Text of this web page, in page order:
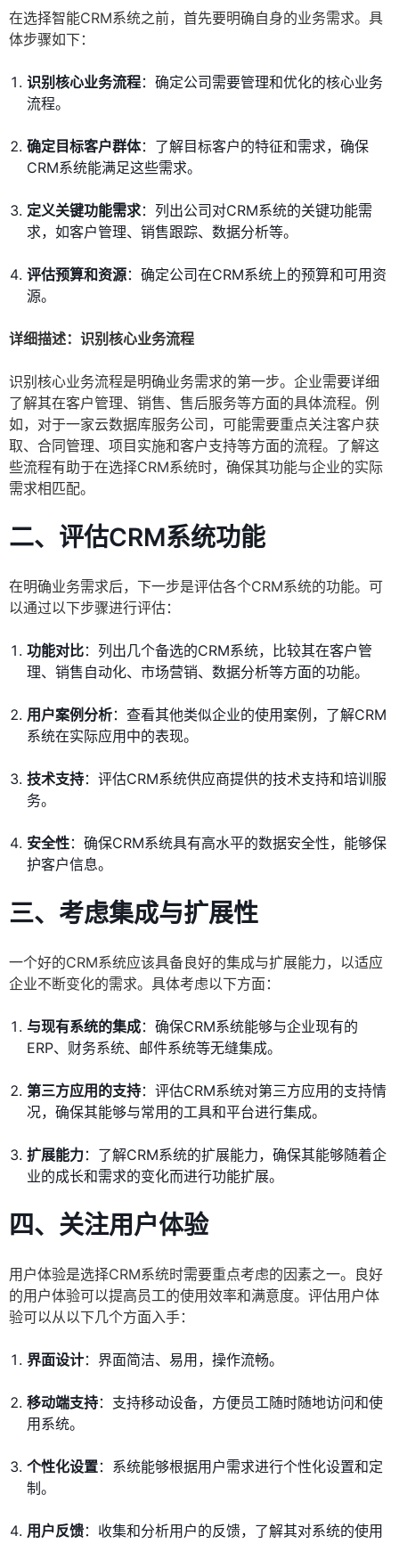
在选择智能CRM系统之前，首先要明确自身的业务需求。具
体步骤如下：
识别核心业务流程：确定公司需要管理和优化的核心业务
流程。
确定目标客户群体：了解目标客户的特征和需求，确保
CRM系统能满足这些需求。
定义关键功能需求：列出公司对CRM系统的关键功能需
求，如客户管理、销售跟踪、数据分析等。
评估预算和资源：确定公司在CRM系统上的预算和可用资
源。
详细描述：识别核心业务流程
识别核心业务流程是明确业务需求的第一步。企业需要详细
了解其在客户管理、销售、售后服务等方面的具体流程。例
如，对于一家云数据库服务公司，可能需要重点关注客户获
取、合同管理、项目实施和客户支持等方面的流程。了解这
些流程有助于在选择CRM系统时，确保其功能与企业的实际
需求相匹配。
二、评估CRM系统功能
在明确业务需求后，下一步是评估各个CRM系统的功能。可
以通过以下步骤进行评估：
功能对比：列出几个备选的CRM系统，比较其在客户管
理、销售自动化、市场营销、数据分析等方面的功能。
用户案例分析：查看其他类似企业的使用案例，了解CRM
系统在实际应用中的表现。
技术支持：评估CRM系统供应商提供的技术支持和培训服
务。
安全性：确保CRM系统具有高水平的数据安全性，能够保
护客户信息。
三、考虑集成与扩展性
一个好的CRM系统应该具备良好的集成与扩展能力，以适应
企业不断变化的需求。具体考虑以下方面：
与现有系统的集成：确保CRM系统能够与企业现有的
ERP、财务系统、邮件系统等无缝集成。
第三方应用的支持：评估CRM系统对第三方应用的支持情
况，确保其能够与常用的工具和平台进行集成。
扩展能力：了解CRM系统的扩展能力，确保其能够随着企
业的成长和需求的变化而进行功能扩展。
四、关注用户体验
用户体验是选择CRM系统时需要重点考虑的因素之一。良好
的用户体验可以提高员工的使用效率和满意度。评估用户体
验可以从以下几个方面入手：
界面设计：界面简洁、易用，操作流畅。
移动端支持：支持移动设备，方便员工随时随地访问和使
用系统。
个性化设置：系统能够根据用户需求进行个性化设置和定
制。
用户反馈：收集和分析用户的反馈，了解其对系统的使用